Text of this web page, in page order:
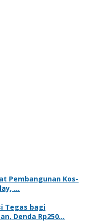
Pembangunan Kos-
…
Tegas bagi
Denda Rp250…